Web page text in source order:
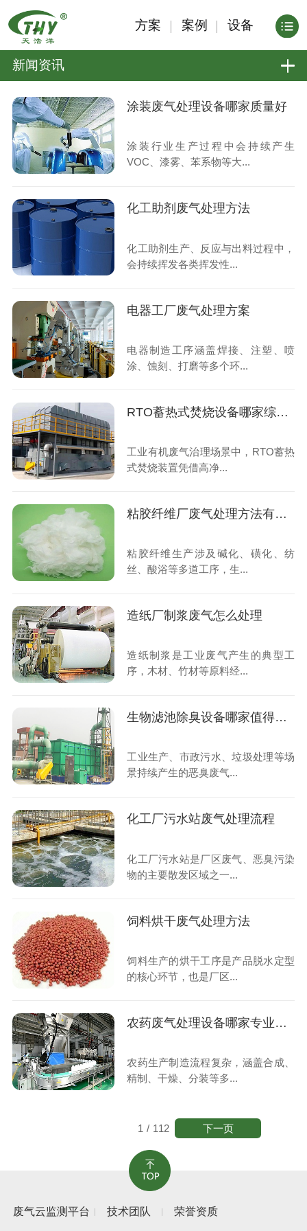
方案 案例 设备
新闻资讯
涂装废气处理设备哪家质量好
涂装行业生产过程中会持续产生
VOC、漆雾、苯系物等大...
化工助剂废气处理方法
化工助剂生产、反应与出料过程中，
会持续挥发各类挥发性...
电器工厂废气处理方案
电器制造工序涵盖焊接、注塑、喷
涂、蚀刻、打磨等多个环...
RTO蓄热式焚烧设备哪家综合实力强
工业有机废气治理场景中，RTO蓄热
式焚烧装置凭借高净...
粘胶纤维厂废气处理方法有哪些
粘胶纤维生产涉及碱化、磺化、纺
丝、酸浴等多道工序，生...
造纸厂制浆废气怎么处理
造纸制浆是工业废气产生的典型工
序，木材、竹材等原料经...
生物滤池除臭设备哪家值得信任
工业生产、市政污水、垃圾处理等场
景持续产生的恶臭废气...
化工厂污水站废气处理流程
化工厂污水站是厂区废气、恶臭污染
物的主要散发区域之一...
饲料烘干废气处理方法
饲料生产的烘干工序是产品脱水定型
的核心环节，也是厂区...
农药废气处理设备哪家专业靠谱
农药生产制造流程复杂，涵盖合成、
精制、干燥、分装等多...
1 / 112 下一页
废气云监测平台 技术团队 荣誉资质